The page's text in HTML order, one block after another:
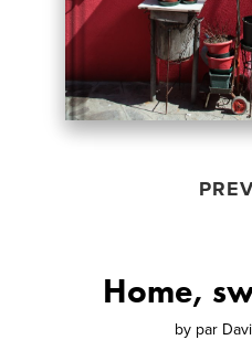
Home,
by par